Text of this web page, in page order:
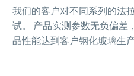
我们的客户对不同系列的法
试。 产品实测参数无负偏差
品性能达到客户钢化玻璃生